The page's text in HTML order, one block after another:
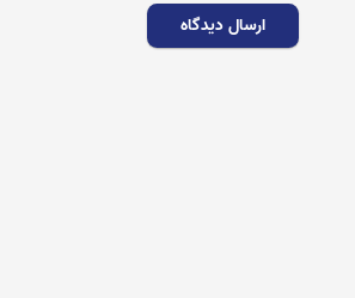
ارسال دیدگاه